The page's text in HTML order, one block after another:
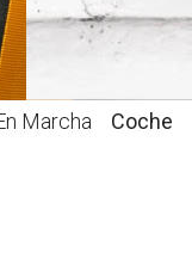
Marcha Coche